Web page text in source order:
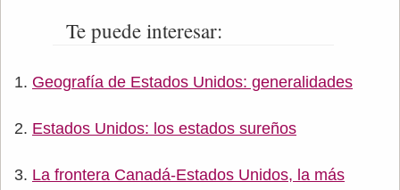
Te puede interesar:
Geografía de Estados Unidos: generalidades
Estados Unidos: los estados sureños
La frontera Canadá-Estados Unidos, la más